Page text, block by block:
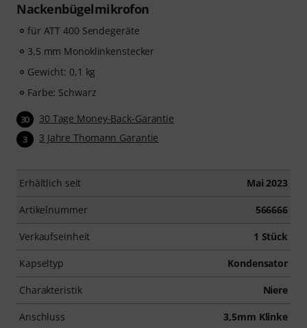
Nackenbügelmikrofon
für ATT 400 Sendegeräte
3,5 mm Monoklinkenstecker
Gewicht: 0,1 kg
Farbe: Schwarz
30 30 Tage Money-Back-Garantie
3 3 Jahre Thomann Garantie
Erhältlich seit Mai 2023
Artikelnummer 566666
Verkaufseinheit 1 Stück
Kapseltyp Kondensator
Charakteristik Niere
Anschluss 3,5mm Klinke